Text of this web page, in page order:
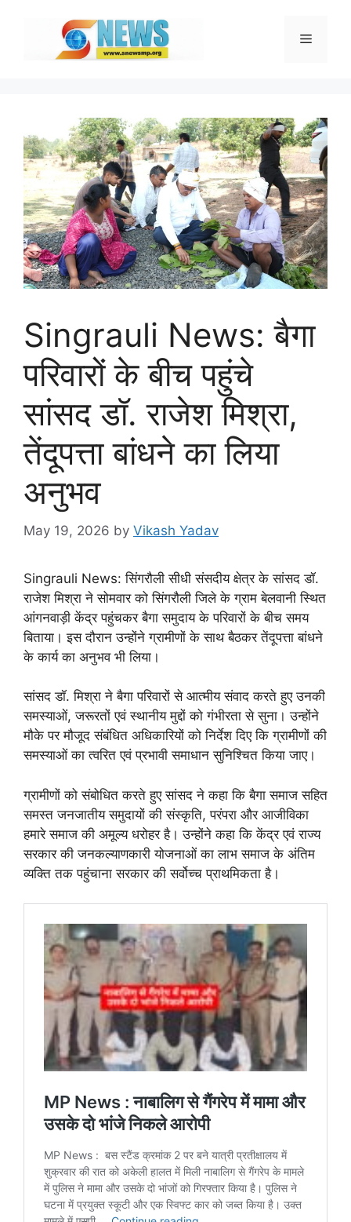
Menu
Singrauli News: बैगा
परिवारों के बीच पहुंचे
सांसद डॉ. राजेश मिश्रा,
तेंदूपत्ता बांधने का लिया
अनुभव
May 19, 2026 by Vikash Yadav
Singrauli News: सिंगरौली सीधी संसदीय क्षेत्र के सांसद डॉ.
राजेश मिश्रा ने सोमवार को सिंगरौली जिले के ग्राम बेलवानी स्थित
आंगनवाड़ी केंद्र पहुंचकर बैगा समुदाय के परिवारों के बीच समय
बिताया। इस दौरान उन्होंने ग्रामीणों के साथ बैठकर तेंदूपत्ता बांधने
के कार्य का अनुभव भी लिया।
सांसद डॉ. मिश्रा ने बैगा परिवारों से आत्मीय संवाद करते हुए उनकी
समस्याओं, जरूरतों एवं स्थानीय मुद्दों को गंभीरता से सुना। उन्होंने
मौके पर मौजूद संबंधित अधिकारियों को निर्देश दिए कि ग्रामीणों की
समस्याओं का त्वरित एवं प्रभावी समाधान सुनिश्चित किया जाए।
ग्रामीणों को संबोधित करते हुए सांसद ने कहा कि बैगा समाज सहित
समस्त जनजातीय समुदायों की संस्कृति, परंपरा और आजीविका
हमारे समाज की अमूल्य धरोहर है। उन्होंने कहा कि केंद्र एवं राज्य
सरकार की जनकल्याणकारी योजनाओं का लाभ समाज के अंतिम
व्यक्ति तक पहुंचाना सरकार की सर्वोच्च प्राथमिकता है।